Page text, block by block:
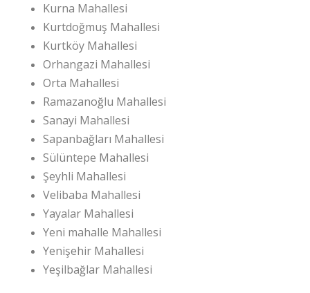
Kurna Mahallesi
Kurtdoğmuş Mahallesi
Kurtköy Mahallesi
Orhangazi Mahallesi
Orta Mahallesi
Ramazanoğlu Mahallesi
Sanayi Mahallesi
Sapanbağları Mahallesi
Sülüntepe Mahallesi
Şeyhli Mahallesi
Velibaba Mahallesi
Yayalar Mahallesi
Yeni mahalle Mahallesi
Yenişehir Mahallesi
Yeşilbağlar Mahallesi